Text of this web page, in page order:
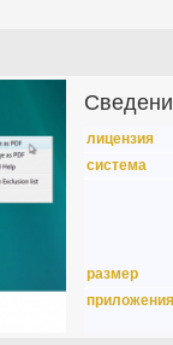
лицензия
система
размер